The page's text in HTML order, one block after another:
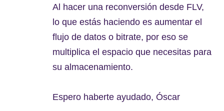
Al hacer una reconversión desde FLV,
lo que estás haciendo es aumentar el
flujo de datos o bitrate, por eso se
multiplica el espacio que necesitas para
su almacenamiento.
Espero haberte ayudado, Óscar